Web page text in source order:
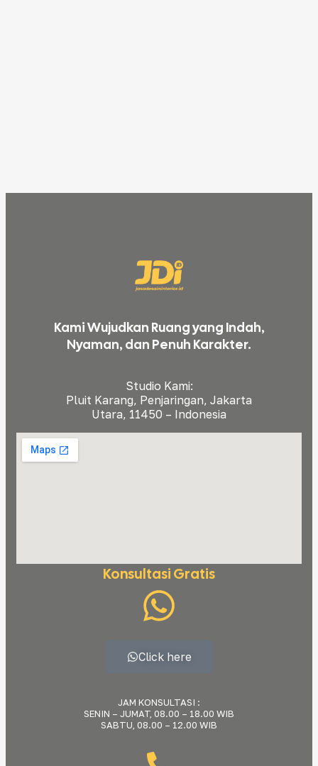
Kami Wujudkan Ruang yang Indah,
Nyaman, dan Penuh Karakter.
Studio Kami:
Pluit Karang, Penjaringan, Jakarta
Utara, 11450 – Indonesia
Konsultasi Gratis
Click here
JAM KONSULTASI :
SENIN – JUMAT, 08.00 – 18.00 WIB
SABTU, 08.00 – 12.00 WIB